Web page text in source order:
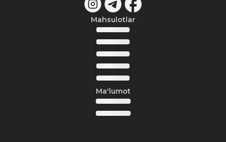
Mahsulotlar
Ma'lumot